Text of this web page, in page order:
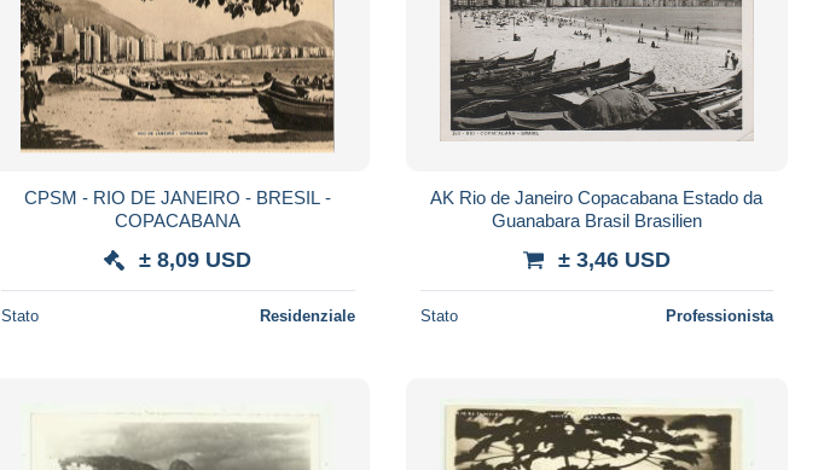
CPSM - RIO DE JANEIRO - BRESIL -
COPACABANA
± 8,09 USD
Stato Residenziale
AK Rio de Janeiro Copacabana Estado da
Guanabara Brasil Brasilien
± 3,46 USD
Stato Professionista